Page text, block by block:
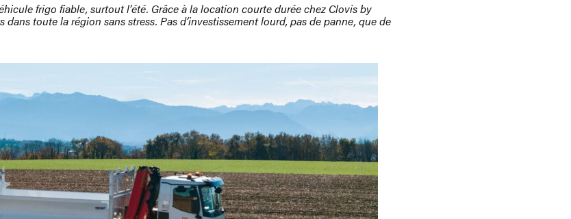
frigo fiable, surtout l’été. Grâce à la location courte durée chez Clovisby
dans toute la région sans stress. Pas d’investissement lourd, pas de panne, que de